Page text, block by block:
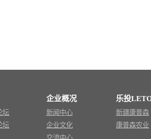
坛
坛
企业概况
新闻中心
企业文化
乐投
新疆康普森
康普森农业